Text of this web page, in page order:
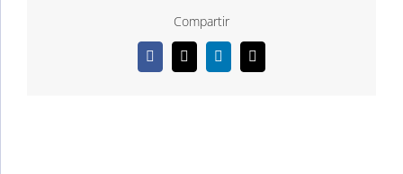
Compartir
Facebook
X LinkedInCorreo
electrónico